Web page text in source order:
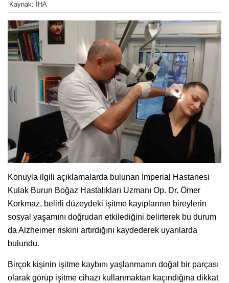
Kaynak: İHA
Konuyla ilgili açıklamalarda bulunan İmperial Hastanesi
Kulak Burun Boğaz Hastalıkları Uzmanı Op. Dr. Ömer
Korkmaz, belirli düzeydeki işitme kayıplarının bireylerin
sosyal yaşamını doğrudan etkilediğini belirterek bu durum
da Alzheimer riskini artırdığını kaydederek uyarılarda
bulundu.
Birçok kişinin işitme kaybını yaşlanmanın doğal bir parçası
olarak görüp işitme cihazı kullanmaktan kaçındığına dikkat